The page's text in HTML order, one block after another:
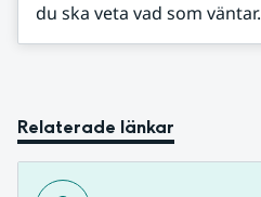
du ska veta vad som väntar.
Relaterade länkar